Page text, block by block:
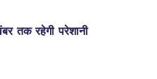
तक रहेगी परेशानी